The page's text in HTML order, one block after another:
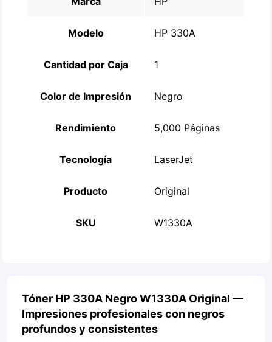
Modelo HP 330A
Cantidad por Caja 1
Color de Impresión Negro
Rendimiento 5,000 Páginas
Tecnología LaserJet
Producto Original
SKU W1330A
Tóner HP 330A Negro W1330A Original —
Impresiones profesionales con negros
profundos y consistentes